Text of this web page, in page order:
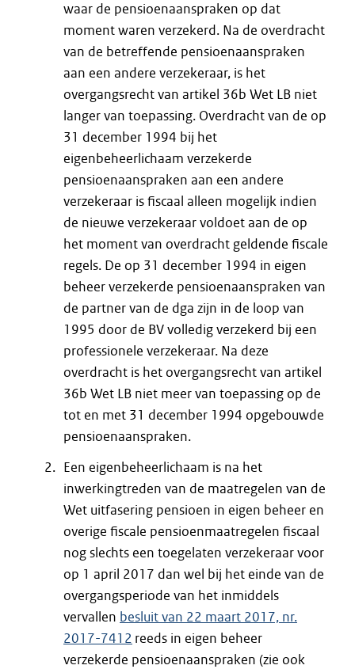
waar de pensioenaanspraken op dat
moment waren verzekerd. Na de overdracht
van de betreffende pensioenaanspraken
aan een andere verzekeraar, is het
overgangsrecht van artikel 36b Wet LB niet
langer van toepassing. Overdracht van de op
31 december 1994 bij het
eigenbeheerlichaam verzekerde
pensioenaanspraken aan een andere
verzekeraar is fiscaal alleen mogelijk indien
de nieuwe verzekeraar voldoet aan de op
het moment van overdracht geldende fiscale
regels. De op 31 december 1994 in eigen
beheer verzekerde pensioenaanspraken van
de partner van de dga zijn in de loop van
1995 door de BV volledig verzekerd bij een
professionele verzekeraar. Na deze
overdracht is het overgangsrecht van artikel
36b Wet LB niet meer van toepassing op de
tot en met 31 december 1994 opgebouwde
pensioenaanspraken.
Een eigenbeheerlichaam is na het
inwerkingtreden van de maatregelen van de
Wet uitfasering pensioen in eigen beheer en
overige fiscale pensioenmaatregelen fiscaal
nog slechts een toegelaten verzekeraar voor
op 1 april 2017 dan wel bij het einde van de
overgangsperiode van het inmiddels
vervallen besluit van 22 maart 2017, nr.
2017-7412 reeds in eigen beheer
verzekerde pensioenaanspraken (zie ook